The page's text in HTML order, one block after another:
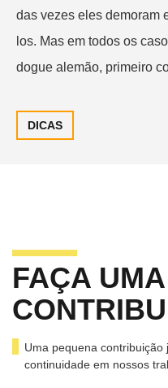
das vezes eles demoram
los. Mas em todos os
dogue alemão, primeiro
DICAS
FAÇA UMA
Uma pequena
continuidade em nossos